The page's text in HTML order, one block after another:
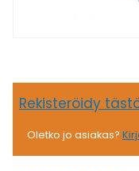
Rekisteröidy
Oletko jo asiakas?